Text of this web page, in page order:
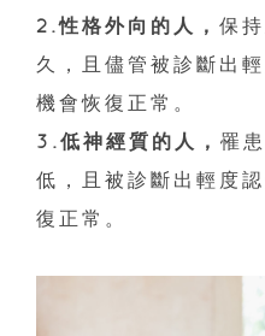
2.性格外向的人， 保
久，且儘管被診斷出
機會恢復正常。
3.低神經質的人， 罹
低，且被診斷出輕度
復正常。